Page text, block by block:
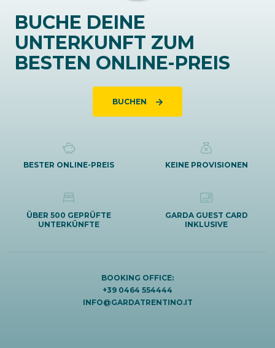
BUCHE DEINE
UNTERKUNFT ZUM
BESTEN ONLINE-PREIS
BUCHEN
BESTER ONLINE-PREIS KEINE PROVISIONEN
ÜBER 500 GEPRÜFTE
UNTERKÜNFTE
GARDA GUEST CARD
INKLUSIVE
BOOKING OFFICE:
+39 0464 554444
INFO@GARDATRENTINO.IT